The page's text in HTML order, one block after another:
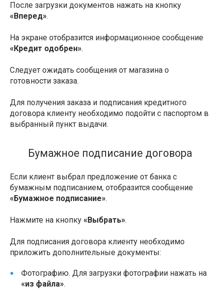
После загрузки документов нажать на кнопку
«Вперед».
На экране отобразится информационное сообщение
«Кредит одобрен».
Следует ожидать сообщения от магазина о
готовности заказа.
Для получения заказа и подписания кредитного
договора клиенту необходимо подойти с паспортом в
выбранный пункт выдачи.
Бумажное подписание договора
Если клиент выбрал предложение от банка с
бумажным подписанием, отобразится сообщение
«Бумажное подписание».
Нажмите на кнопку «Выбрать».
Для подписания договора клиенту необходимо
приложить дополнительные документы:
Фотографию. Для загрузки фотографии нажать на
«из файла».